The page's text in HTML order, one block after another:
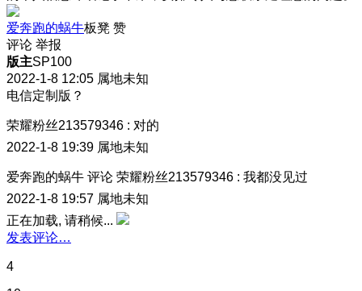
爱奔跑的蜗牛板凳 赞
评论 举报
版主SP100
2022-1-8 12:05 属地未知
电信定制版？
荣耀粉丝213579346 : 对的
2022-1-8 19:39 属地未知
爱奔跑的蜗牛 评论 荣耀粉丝213579346 : 我都没见过
2022-1-8 19:57 属地未知
正在加载, 请稍候...
发表评论…
4